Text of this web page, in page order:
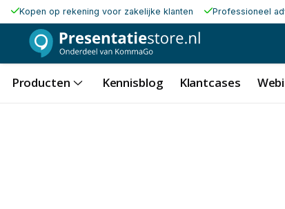
Kopen op rekening voor zakelijke klanten Professioneel
Producten Kennisblog Klantcases